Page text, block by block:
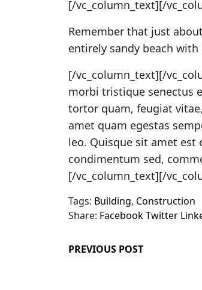
[/vc_column_text][/
Remember that just
entirely sandy beach
[/vc_column_text][/
morbi tristique senectus
tortor quam, feugiat
amet quam egestas
leo. Quisque sit amet
condimentum sed,
[/vc_column_text][/
Tags: Building, Construction
Share: FacebookTwitter
PREVIOUS POST